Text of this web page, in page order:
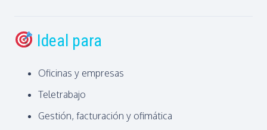
Ideal para
Oficinas y empresas
Teletrabajo
Gestión, facturación y ofimática